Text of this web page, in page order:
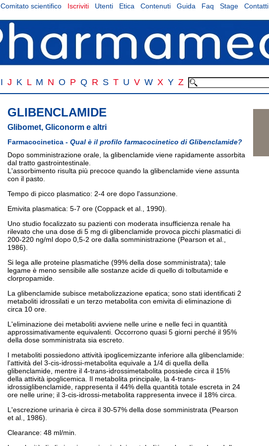
Comitato scientifico Iscriviti Utenti Etica Contenuti Guida Faq Stage Contatti
I J K L M N O P Q R S T U V W X Y Z
GLIBENCLAMIDE
Glibomet, Gliconorm e altri
Farmacocinetica - Qual è il profilo farmacocinetico di Glibenclamide?
Dopo somministrazione orale, la glibenclamide viene rapidamente assorbita
dal tratto gastrointestinale.
L'assorbimento risulta più precoce quando la glibenclamide viene assunta
con il pasto.
Tempo di picco plasmatico: 2-4 ore dopo l'assunzione.
Emivita plasmatica: 5-7 ore (Coppack et al., 1990).
Uno studio focalizzato su pazienti con moderata insufficienza renale ha
rilevato che una dose di 5 mg di glibenclamide provoca picchi plasmatici di
200-220 ng/ml dopo 0,5-2 ore dalla somministrazione (Pearson et al.,
1986).
Si lega alle proteine plasmatiche (99% della dose somministrata); tale
legame è meno sensibile alle sostanze acide di quello di tolbutamide e
clorpropamide.
La glibenclamide subisce metabolizzazione epatica; sono stati identificati 2
metaboliti idrossilati e un terzo metabolita con emivita di eliminazione di
circa 10 ore.
L'eliminazione dei metaboliti avviene nelle urine e nelle feci in quantità
approssimativamente equivalenti. Occorrono quasi 5 giorni perché il 95%
della dose somministrata sia escreto.
I metaboliti possiedono attività ipoglicemizzante inferiore alla glibenclamide:
l'attività del 3-cis-idrossi-metabolita equivale a 1/4 di quella della
glibenclamide, mentre il 4-trans-idrossimetabolita possiede circa il 15%
della attività ipoglicemica. Il metabolita principale, la 4-trans-
idrossiglibenclamide, rappresenta il 44% della quantità totale escreta in 24
ore nelle urine; il 3-cis-idrossi-metabolita rappresenta invece il 18% circa.
L'escrezione urinaria è circa il 30-57% della dose somministrata (Pearson
et al., 1986).
Clearance: 48 ml/min.